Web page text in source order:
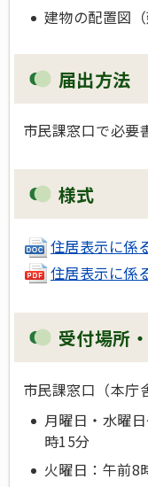
建物の配置図
届出方法
市民課窓口で必要
様式
住居表示に係
住居表示に係
受付場所
市民課窓口（本庁
月曜日・水曜
時15分
火曜日：午前8